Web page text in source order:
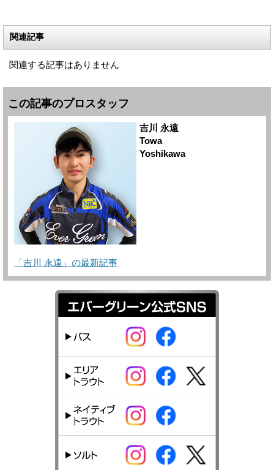
関連記事
関連する記事はありません
この記事のプロスタッフ
吉川 永遠
Towa
Yoshikawa
「吉川 永遠」の最新記事